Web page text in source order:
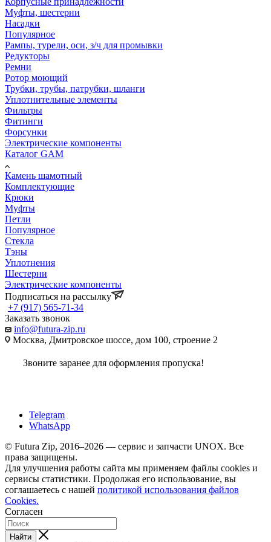
Муфты, шестерни
Насадки
Популярное
Рампы, турели, оси, з/ч для промывки
Редукторы
Ремни
Ротор моющий
Трубки, трубы, патрубки, шланги
Уплотнительные элементы
Фильтры
Фитинги
Форсунки
Электрические компоненты
Каталог GAM
Камень шамотный
Комплектующие
Крюки
Муфты
Петли
Популярное
Стекла
Тэны
Уплотнения
Шестерни
Электрические компоненты
Подписаться на рассылку
+7 (917) 565-71-34
Заказать звонок
info@futura-zip.ru
Москва, Дмитровское шоссе, дом 100, строение 2
Звоните заранее для оформления пропуска!
Telegram
WhatsApp
© Futura Zip, 2016–2026 — сервис и запчасти UNOX. Все
права защищены.
Для улучшения работы сайта мы применяем файлы cookies и
сервисы статистики. Продолжая его использование, вы
соглашаетесь с нашей политикой использования файлов
Cookies.
Согласен
Найти